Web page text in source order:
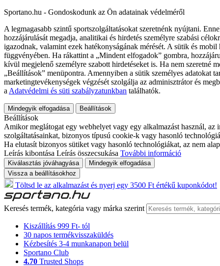
Sportano.hu - Gondoskodunk az Ön adatainak védelméről
A legmagasabb szintű sportszolgáltatásokat szeretnénk nyújtani.
hozzájárulását megadja, analitikai és hirdetés személyre szabási
igazodnak, valamint ezek hatékonyságának mérését. A sütik és
függvényében. Ha rákattint a „Mindent elfogadok” gombra,
kívül megjelenő személyre szabott hirdetéseket is. Ha nem szeretné
„Beállítások” menüpontra. Amennyiben a sütik személyes adatokat
marketingtevékenységek végzését szolgálja az adminisztrátor és
a Adatvédelmi és süti szabályzatunkban találhatók.
Mindegyik elfogadása Beállítások
Beállítások
Amikor meglátogat egy webhelyet vagy egy alkalmazást használ,
szolgáltatásainkat, bizonyos típusú cookie-k vagy hasonló
Ha elutasít bizonyos sütiket vagy hasonló technológiákat, az nem
Leírás kibontása Leírás összecsukása További információ
Kiválasztás jóváhagyása
Mindegyik elfogadása
Vissza a beállításokhoz
Töltsd le az alkalmazást és nyerj egy 3500 Ft értékű kuponkódot!
Keresés termék, kategória vagy márka szerint
Kiszállítás 999 Ft- tól
30 napos termékvisszaküldés
Kézbesítés 3-4 munkanapon belül
Sportano Club
4.70 Trusted Shops